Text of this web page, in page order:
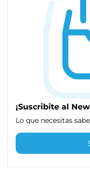
¡Suscribite al
Lo que necesitas